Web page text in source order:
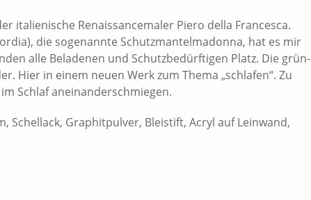
italienische Renaissancemaler Piero della Francesca.
die sogenannte Schutzmantelmadonna, hat es mir
alle Beladenen und Schutzbedürftigen Platz. Die grün-
Hier in einem neuen Werk zum Thema „schlafen“. Zu
Schlaf aneinanderschmiegen.
Schellack, Graphitpulver, Bleistift, Acryl auf Leinwand,